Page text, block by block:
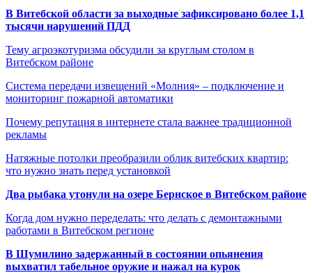
В Витебской области за выходные зафиксировано более 1,1
тысячи нарушений ПДД
Тему агроэкотуризма обсудили за круглым столом в
Витебском районе
Система передачи извещений «Молния» – подключение и
мониторинг пожарной автоматики
Почему репутация в интернете стала важнее традиционной
рекламы
Натяжные потолки преобразили облик витебских квартир:
что нужно знать перед установкой
Два рыбака утонули на озере Бернское в Витебском районе
Когда дом нужно переделать: что делать с демонтажными
работами в Витебском регионе
В Шумилино задержанный в состоянии опьянения
выхватил табельное оружие и нажал на курок